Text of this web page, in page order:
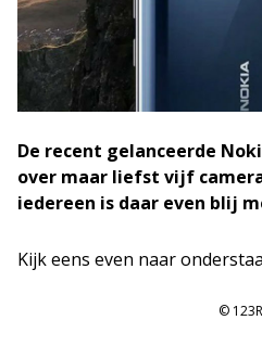
De recent gelanceerde
over maar liefst vijf
iedereen is daar even blij
Kijk eens even naar
©